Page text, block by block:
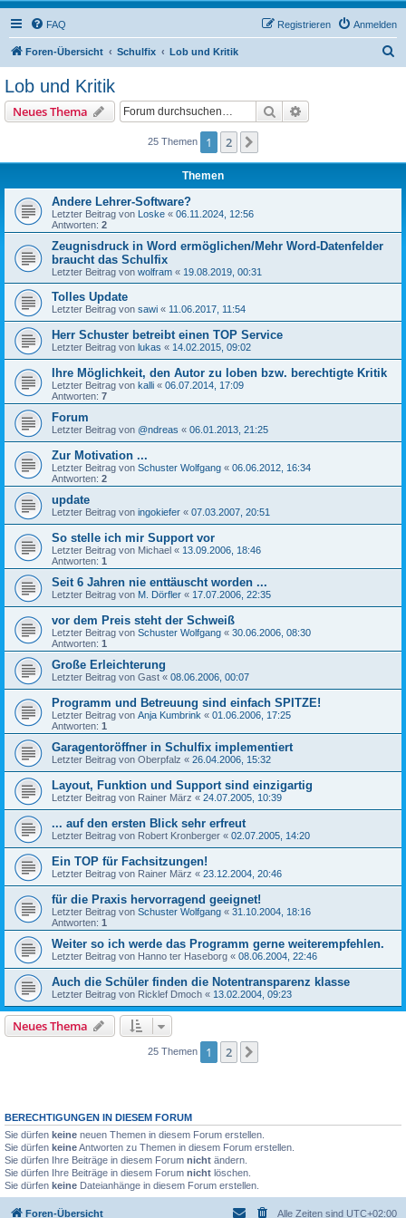
FAQ Anmelden
Registrieren
Foren-Übersicht Schulfix Lob und Kritik
Lob und Kritik
Neues Thema Suche
25 Themen 1 2
Themen
Andere Lehrer-Software?
Letzter Beitrag von Loske « 06.11.2024, 12:56
Antworten: 2
Zeugnisdruck in Word ermöglichen/Mehr Word-Datenfelder
braucht das Schulfix
Letzter Beitrag von wolfram « 19.08.2019, 00:31
Tolles Update
Letzter Beitrag von sawi « 11.06.2017, 11:54
Herr Schuster betreibt einen TOP Service
Letzter Beitrag von lukas « 14.02.2015, 09:02
Ihre Möglichkeit, den Autor zu loben bzw. berechtigte Kritik
Letzter Beitrag von kalli « 06.07.2014, 17:09
Antworten: 7
Forum
Letzter Beitrag von @ndreas « 06.01.2013, 21:25
Zur Motivation ...
Letzter Beitrag von Schuster Wolfgang « 06.06.2012, 16:34
Antworten: 2
update
Letzter Beitrag von ingokiefer « 07.03.2007, 20:51
So stelle ich mir Support vor
Letzter Beitrag von Michael « 13.09.2006, 18:46
Antworten: 1
Seit 6 Jahren nie enttäuscht worden ...
Letzter Beitrag von M. Dörfler « 17.07.2006, 22:35
vor dem Preis steht der Schweiß
Letzter Beitrag von Schuster Wolfgang « 30.06.2006, 08:30
Antworten: 1
Große Erleichterung
Letzter Beitrag von Gast « 08.06.2006, 00:07
Programm und Betreuung sind einfach SPITZE!
Letzter Beitrag von Anja Kumbrink « 01.06.2006, 17:25
Antworten: 1
Garagentoröffner in Schulfix implementiert
Letzter Beitrag von Oberpfalz « 26.04.2006, 15:32
Layout, Funktion und Support sind einzigartig
Letzter Beitrag von Rainer März « 24.07.2005, 10:39
... auf den ersten Blick sehr erfreut
Letzter Beitrag von Robert Kronberger « 02.07.2005, 14:20
Ein TOP für Fachsitzungen!
Letzter Beitrag von Rainer März « 23.12.2004, 20:46
für die Praxis hervorragend geeignet!
Letzter Beitrag von Schuster Wolfgang « 31.10.2004, 18:16
Antworten: 1
Weiter so ich werde das Programm gerne weiterempfehlen.
Letzter Beitrag von Hanno ter Haseborg « 08.06.2004, 22:46
Auch die Schüler finden die Notentransparenz klasse
Letzter Beitrag von Ricklef Dmoch « 13.02.2004, 09:23
Neues Thema
25 Themen 1 2
BERECHTIGUNGEN IN DIESEM FORUM
Sie dürfen keine neuen Themen in diesem Forum erstellen.
Sie dürfen keineAntworten zu Themen in diesem Forum erstellen.
Sie dürfen Ihre Beiträge in diesem Forum nicht ändern.
Sie dürfen Ihre Beiträge in diesem Forum nicht löschen.
Sie dürfen keine Dateianhänge in diesem Forum erstellen.
Foren-Übersicht Alle Zeiten sind UTC+02:00